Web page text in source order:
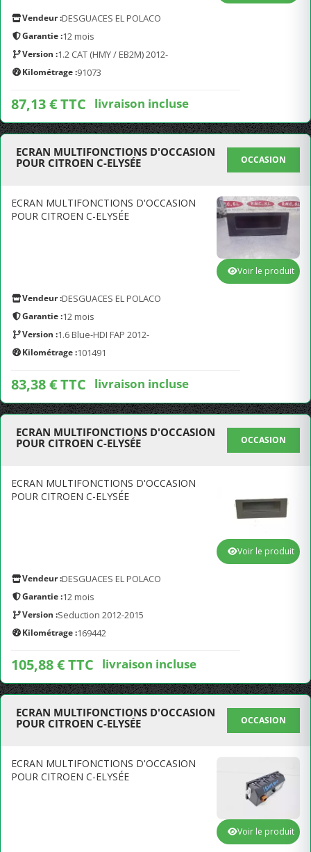
Vendeur :DESGUACES EL POLACO
Garantie :12 mois
Version :1.2 CAT (HMY / EB2M) 2012-
Kilométrage :91073
87,13 € TTC livraison incluse
ECRAN MULTIFONCTIONS D'OCCASION
POUR CITROEN C-ELYSÉE
OCCASION
ECRAN MULTIFONCTIONS D'OCCASION
POUR CITROEN C-ELYSÉE
Vendeur :DESGUACES EL POLACO
Garantie :12 mois
Version :1.6 Blue-HDI FAP 2012-
Kilométrage :101491
83,38 € TTC livraison incluse
Voir le produit
ECRAN MULTIFONCTIONS D'OCCASION
POUR CITROEN C-ELYSÉE
OCCASION
ECRAN MULTIFONCTIONS D'OCCASION
POUR CITROEN C-ELYSÉE
Vendeur :DESGUACES EL POLACO
Garantie :12 mois
Version :Seduction 2012-2015
Kilométrage :169442
105,88 € TTC livraison incluse
Voir le produit
ECRAN MULTIFONCTIONS D'OCCASION
POUR CITROEN C-ELYSÉE
OCCASION
ECRAN MULTIFONCTIONS D'OCCASION
POUR CITROEN C-ELYSÉE
Voir le produit